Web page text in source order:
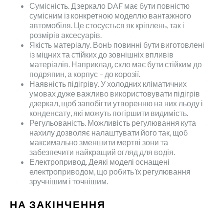
Сумісність. Дзеркало DAF має бути повністю
сумісним із конкретною моделлю вантажного
автомобіля. Це стосується як кріплень, так і
розмірів аксесуарів.
Якість матеріалу. Вонb повинні бути виготовлені
із міцних та стійких до зовнішніх впливів
матеріалів. Наприклад, скло має бути стійким до
подряпин, а корпус – до корозії.
Наявність підігріву. У холодних кліматичних
умовах дуже важливо використовувати підігрів
дзеркал, щоб запобігти утворенню на них льоду і
конденсату, які можуть погіршити видимість.
Регульованість. Можливість регулювання кута
нахилу дозволяє налаштувати його так, щоб
максимально зменшити мертві зони та
забезпечити найкращий огляд для водія.
Електропривод. Деякі моделі оснащені
електроприводом, що робить їх регулювання
зручнішим і точнішим.
НА ЗАКІНЧЕННЯ